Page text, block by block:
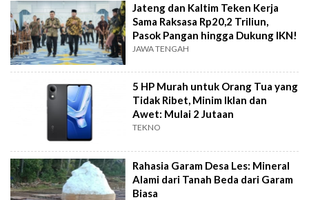
Jateng dan Kaltim Teken Kerja
Sama Raksasa Rp20,2 Triliun,
Pasok Pangan hingga Dukung IKN!
JAWA TENGAH
5 HP Murah untuk Orang Tua yang
Tidak Ribet, Minim Iklan dan
Awet: Mulai 2 Jutaan
TEKNO
Rahasia Garam Desa Les: Mineral
Alami dari Tanah Beda dari Garam
Biasa